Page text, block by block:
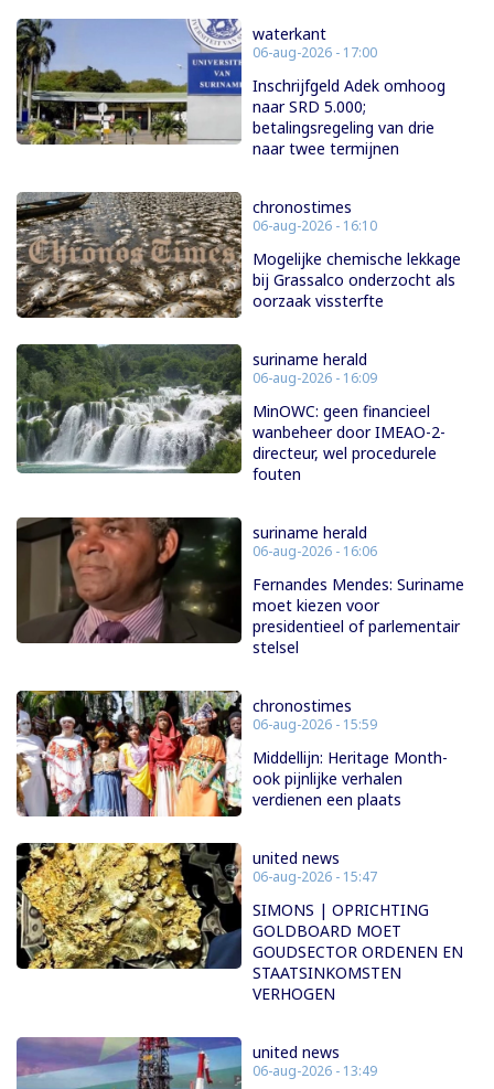
waterkant
06-aug-2026 - 17:00
Inschrijfgeld Adek omhoog
naar SRD 5.000;
betalingsregeling van drie
naar twee termijnen
chronostimes
06-aug-2026 - 16:10
Mogelijke chemische lekkage
bij Grassalco onderzocht als
oorzaak vissterfte
suriname herald
06-aug-2026 - 16:09
MinOWC: geen financieel
wanbeheer door IMEAO-2-
directeur, wel procedurele
fouten
suriname herald
06-aug-2026 - 16:06
Fernandes Mendes: Suriname
moet kiezen voor
presidentieel of parlementair
stelsel
chronostimes
06-aug-2026 - 15:59
Middellijn: Heritage Month-
ook pijnlijke verhalen
verdienen een plaats
united news
06-aug-2026 - 15:47
SIMONS | OPRICHTING
GOLDBOARD MOET
GOUDSECTOR ORDENEN EN
STAATSINKOMSTEN
VERHOGEN
united news
06-aug-2026 - 13:49